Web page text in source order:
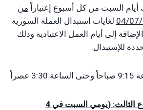
أيام السبت من كل أسبوع إعتباراً من
لغايات استبدال العملة السورية
إلى أيام العمل الاعتيادية وذلك
للإستبدال.
الثالث:
(يومي السبت في 4